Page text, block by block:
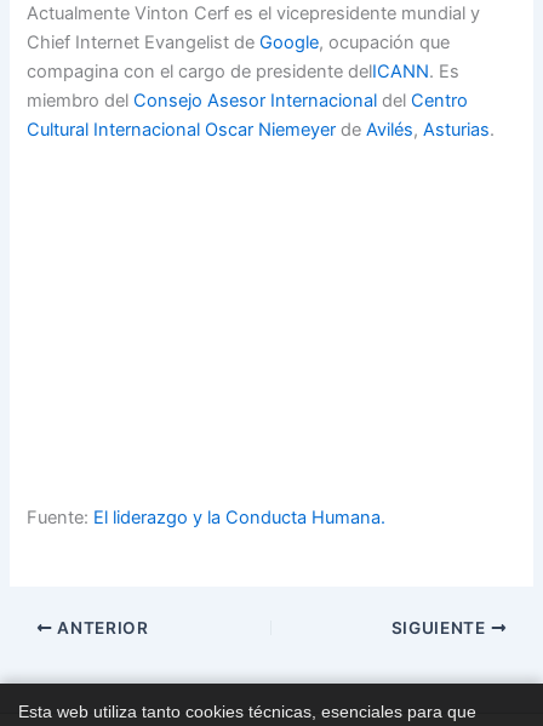
Actualmente Vinton Cerf es el vicepresidente mundial y
Chief Internet Evangelist deGoogle, ocupación que
compagina con el cargo de presidente delICANN. Es
miembro delConsejo Asesor Internacional delCentro
Cultural Internacional Oscar Niemeyer deAvilés,Asturias.
Fuente: El liderazgo y la Conducta Humana.
ANTERIOR SIGUIENTE
Esta web utiliza tanto cookies técnicas, esenciales para que